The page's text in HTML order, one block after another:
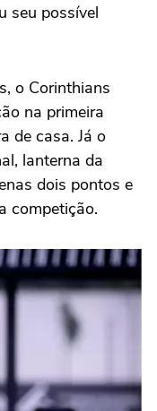
seu possível
o Corinthians
na primeira
de casa. Já o
lanterna da
dois pontos e
competição.